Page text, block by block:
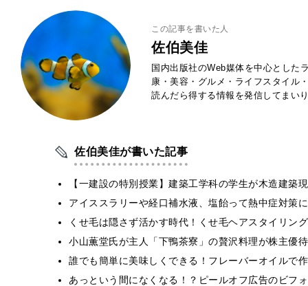
この記事を書いた人
佐伯美佳
国内出版社のWeb媒体を中心とした
康・美容・グルメ・ライフスタイル
読んだら得する情報を発信してまい
佐伯美佳が書いた記事
【一建設の特別授業】建築工学科の学生が木造建
アイススラリーや経口補水液、塩飴って熱中症対策
くせ毛は隠さず活かす時代！くせ毛ヘアスタイリン
小山薫堂氏が主人「下鴨茶寮」の贅沢料理が株主優
誰でも簡単に美味しくできる！フレーバーオイルで
あっという間になくなる！？ピールオフ広告のビフ